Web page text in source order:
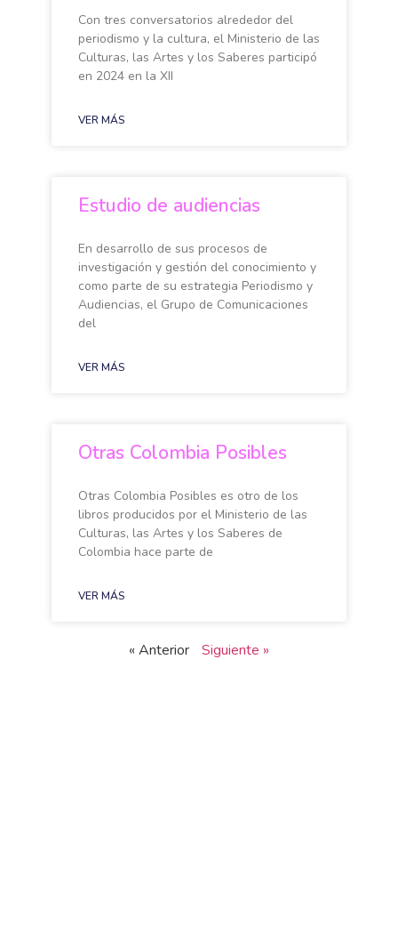
Con tres conversatorios alrededor del
periodismo y la cultura, el Ministerio de las
Culturas, las Artes y los Saberes participó
en 2024 en la XII
VER MÁS
Estudio de audiencias
En desarrollo de sus procesos de
investigación y gestión del conocimiento y
como parte de su estrategia Periodismo y
Audiencias, el Grupo de Comunicaciones
del
VER MÁS
Otras Colombia Posibles
Otras Colombia Posibles es otro de los
libros producidos por el Ministerio de las
Culturas, las Artes y los Saberes de
Colombia hace parte de
VER MÁS
« Anterior Siguiente »